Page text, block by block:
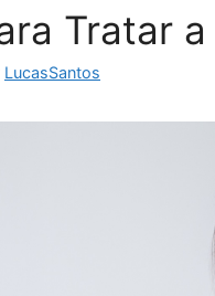
Tratar
LucasSantos